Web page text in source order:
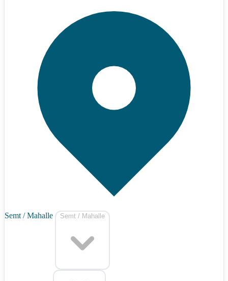
Semt / Mahalle Semt / Mahalle